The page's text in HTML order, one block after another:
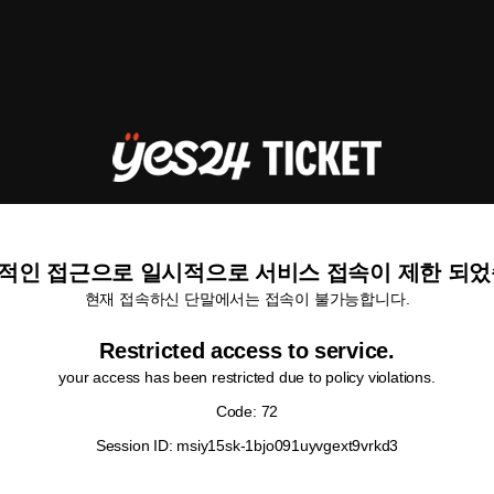
인 접근으로 일시적으로 서비스 접속이 제한 되
현재 접속하신 단말에서는 접속이 불가능합니다.
Restricted access to service.
your access has been restricted due to policy violations.
Code: 72
Session ID: msiy15sk-1bjo091uyvgext9vrkd3